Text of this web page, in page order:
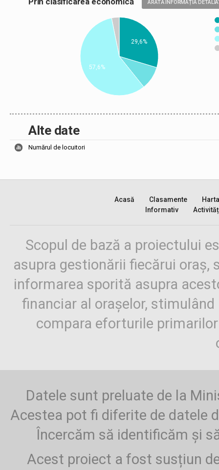
ARATĂ INFORMAȚIA
29,6%
57,6%
Alte date
Numărul de locuitori
Acasă Clasamente
Harta
Informativ
Scopul de bază a proiectului
asupra gestionării fiecărui oraș,
informarea sporită asupra
financiar al orașelor,
compara eforturile
Datele sunt preluate de la
Acestea pot fi diferite de datele
Încercăm să identificăm și
Acest proiect a fost susțiun